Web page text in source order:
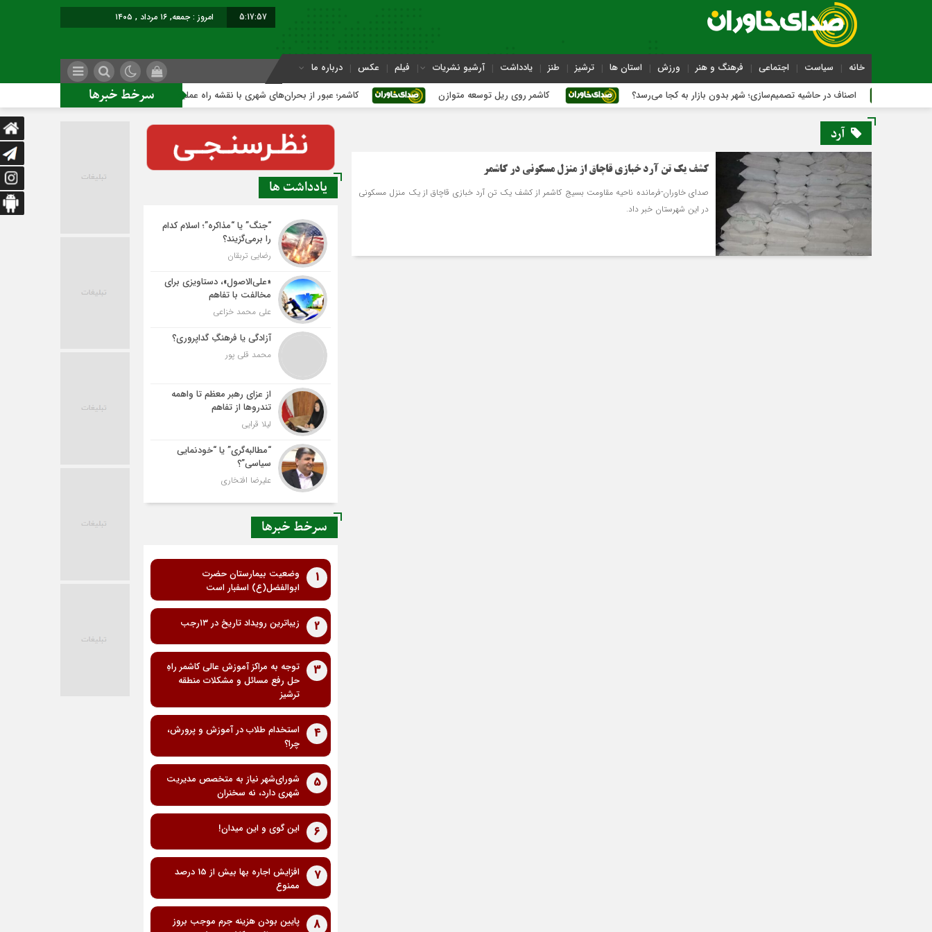
5:17:58 امروز : جمعه, ۱۶ مرداد , ۱۴۰۵
خانه سیاست اجتماعی فرهنگ و هنر ورزش استان ها ترشیز طنز یادداشت آرشیو نشریات فیلم عکس درباره ما
سرخط خبرها اصناف در حاشیه تصمیم‌سازی؛ شهر بدون بازار به کجا می‌رسد؟ کاشمر روی ریل توسعه متوازن کاشمر؛ عبور از بحران‌های شهری با نقشه راه عملیاتی ساخت ساختمان اداری جدید
آرد
کشف یک تن آرد خبازی قاچاق از منزل مسکونی در کاشمر
صدای خاوران-فرمانده ناحیه مقاومت بسیج کاشمر از کشف یک تن آرد خبازی قاچاق از یک منزل مسکونی
در این شهرستان خبر داد.
یادداشت ها
“جنگ” یا “مذاکره”؛ اسلام کدام
را برمی‌گزیند؟
رضایی تربقان
«علی‌الاصول»، دستاویزی برای
مخالفت با تفاهم
علی محمد خزاعی
آزادگی یا فرهنگِ گداپروری؟
محمد قلی پور
از عزای رهبر معظم تا واهمه
تندروها از تفاهم
لیلا قرایی
“مطالبه‌گری” یا “خودنمایی
سیاسی”؟
علیرضا افتخاری
سرخط خبرها
1
وضعیت بیمارستان حضرت
ابوالفضل(ع) اسفبار است
2 زیباترین رویداد تاریخ در ۱۳رجب
3
توجه به مراکز آموزش عالی کاشمر راهِ
حل رفع مسائل و مشکلات منطقه
ترشیز
4
استخدام طلاب در آموزش و پرورش،
چرا؟
5
شورای‌شهر نیاز به متخصص مدیریت
شهری دارد، نه سخنران
6 این گوی و این میدان!
7
افزایش اجاره بها بیش از 15 درصد
ممنوع
8
پایین بودن هزینه جرم موجب بروز